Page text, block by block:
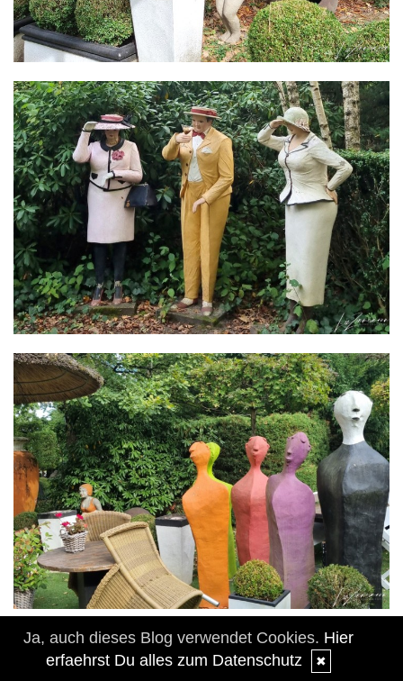
Ja, auch dieses Blog verwendet Cookies. Hier
erfaehrst Du alles zum Datenschutz
✖